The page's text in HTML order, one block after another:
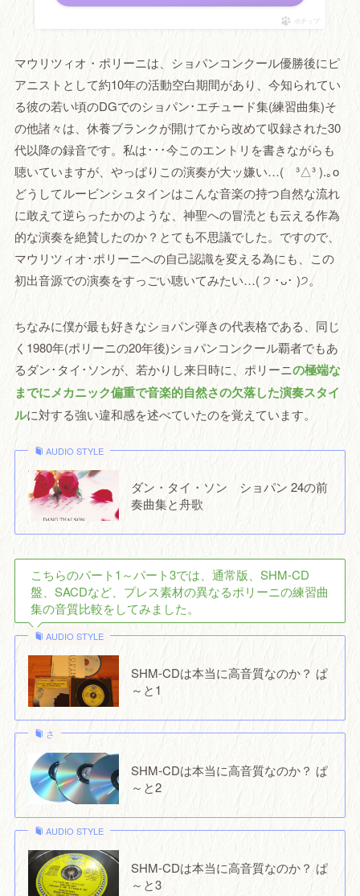
ポチップ
マウリツィオ・ポリーニは、ショパンコンクール優勝後にピ
アニストとして約10年の活動空白期間があり、今知られてい
る彼の若い頃のDGでのショパン･エチュード集(練習曲集)そ
の他諸々は、休養ブランクが開けてから改めて収録された30
代以降の録音です。私は･･･今このエントリを書きながらも
聴いていますが、やっぱりこの演奏が大ッ嫌い…( ³△³ ).｡o
どうしてルービンシュタインはこんな音楽の持つ自然な流れ
に敢えて逆らったかのような、神聖への冒涜とも云える作為
的な演奏を絶賛したのか？とても不思議でした。ですので、
マウリツィオ･ポリーニへの自己認識を変える為にも、この
初出音源での演奏をすっごい聴いてみたい…( ੭ ･ᴗ･ )੭。
ちなみに僕が最も好きなショパン弾きの代表格である、同じ
く1980年(ポリーニの20年後)ショパンコンクール覇者でもあ
るダン･タイ･ソンが、若かりし来日時に、ポリーニの極端な
までにメカニック偏重で音楽的自然さの欠落した演奏スタイ
ルに対する強い違和感を述べていたのを覚えています。
AUDIO STYLE
ダン・タイ・ソン ショパン 24の前
奏曲集と舟歌
こちらのパート1～パート3では、通常版、SHM-CD
盤、SACDなど、プレス素材の異なるポリーニの練習曲
集の音質比較をしてみました。
AUDIO STYLE
SHM-CDは本当に高音質なのか？ ぱ
～と1
さ
SHM-CDは本当に高音質なのか？ ぱ
～と2
AUDIO STYLE
SHM-CDは本当に高音質なのか？ ぱ
～と3